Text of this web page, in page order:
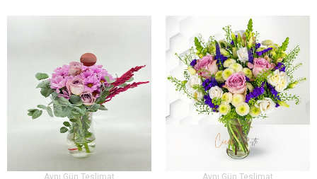
Aynı Gün Teslimat Aynı Gün Teslimat